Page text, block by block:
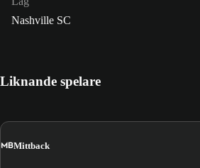
Nashville SC
Liknande spelare
MBMittback